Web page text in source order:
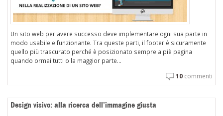
Un sito web per avere successo deve implementare ogni sua parte in
modo usabile e funzionante. Tra queste parti, il footer è sicuramente
quello più trascurato perché è posizionato sempre a piè pagina
quando ormai tutti o la maggior parte...
10 commenti
Design visivo: alla ricerca dell’immagine giusta